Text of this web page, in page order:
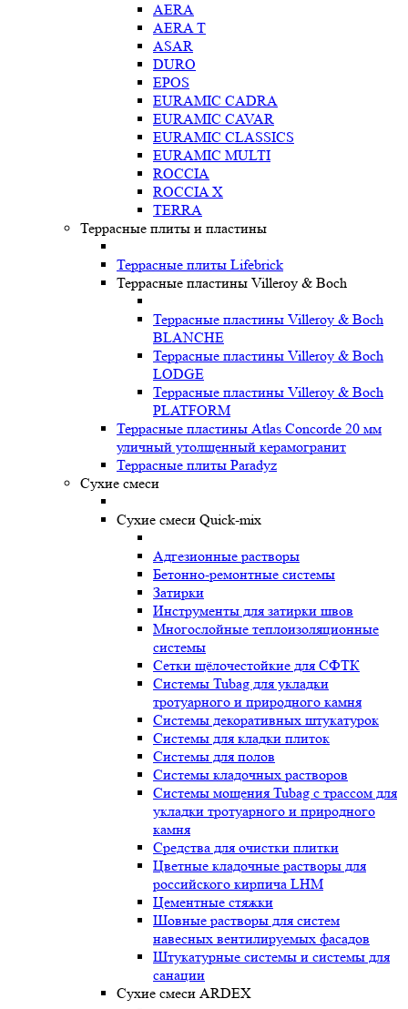
AERA
AERA T
ASAR
DURO
EPOS
EURAMIC CADRA
EURAMIC CAVAR
EURAMIC CLASSICS
EURAMIC MULTI
ROCCIA
ROCCIA X
TERRA
Террасные плиты и пластины
Террасные плиты Lifebrick
Террасные пластины Villeroy & Boch
Террасные пластины Villeroy & Boch
BLANCHE
Террасные пластины Villeroy & Boch
LODGE
Террасные пластины Villeroy & Boch
PLATFORM
Террасные пластины Atlas Concorde 20 мм
уличный утолщенный керамогранит
Террасные плиты Paradyz
Сухие смеси
Сухие смеси Quick-mix
Адгезионные растворы
Бетонно-ремонтные системы
Затирки
Инструменты для затирки швов
Многослойные теплоизоляционные
системы
Сетки щёлочестойкие для СФТК
Системы Tubag для укладки
тротуарного и природного камня
Системы декоративных штукатурок
Системы для кладки плиток
Системы для полов
Системы кладочных растворов
Системы мощения Tubag с трассом для
укладки тротуарного и природного
камня
Средства для очистки плитки
Цветные кладочные растворы для
российского кирпича LHM
Цементные стяжки
Шовные растворы для систем
навесных вентилируемых фасадов
Штукатурные системы и системы для
санации
Сухие смеси ARDEX